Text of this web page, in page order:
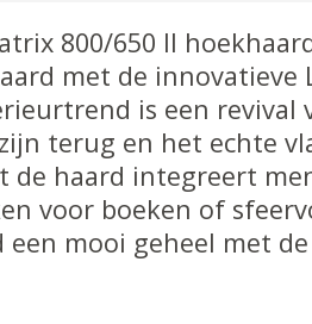
800/650 II
met de innovatieve
is een revival
terug en het echte
de haard integreert
voor boeken of
mooi geheel met